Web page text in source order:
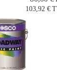
103,92 €